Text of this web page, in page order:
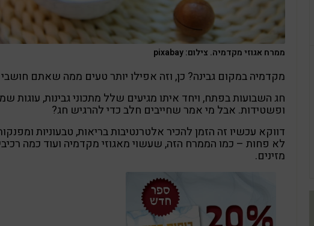
ממרח אגוזי מקדמיה. צילום: pixabay
מקדמיה במקום גבינה? כן, וזה אפילו יותר טעים ממה שאתם
חג השבועות בפתח, ויחד איתו מגיעים שלל מתכוני גבינות, עוגות
ופשטידות. אבל מי אמר שחייבים חלב כדי להרגיש חג?
דווקא עכשיו זה הזמן להכיר אלטרנטיבות בריאות, טבעוניות
לא פחות – כמו הממרח הזה, שעשוי מאגוזי מקדמיה ועוד כמה
מזינים.